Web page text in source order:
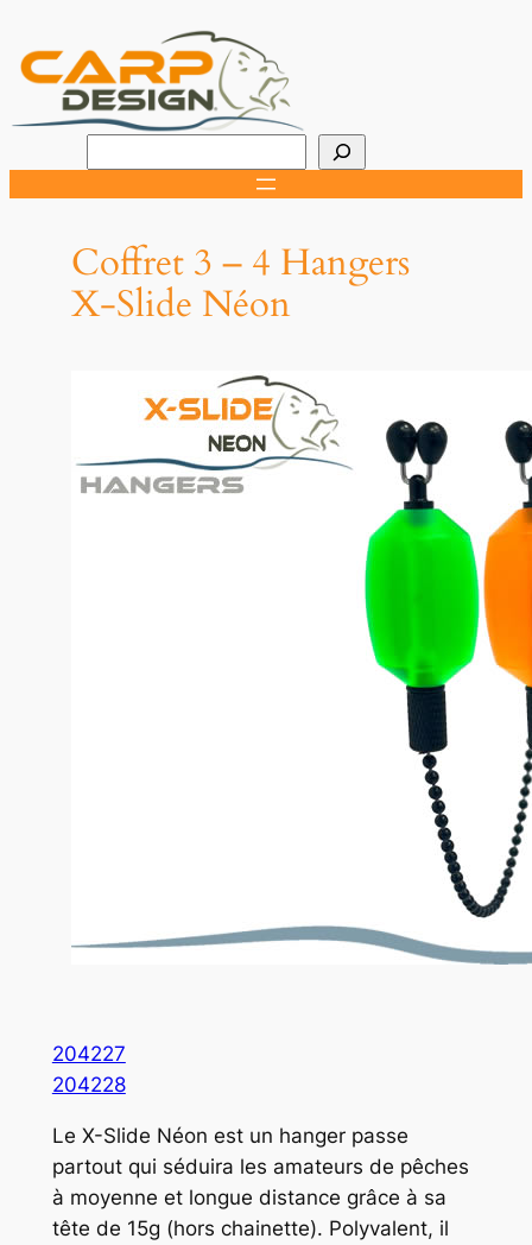
au
contenu
e
r
Coffret 3 – 4 Hangers
X-Slide Néon
204227
204228
Le X-Slide Néon est un hanger passe
partout qui séduira les amateurs de pêches
à moyenne et longue distance grâce à sa
tête de 15g (hors chainette). Polyvalent, il